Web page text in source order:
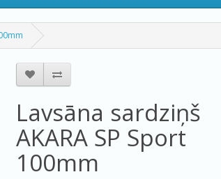
Lavsāna sardziņš
AKARA SP Sport
100mm